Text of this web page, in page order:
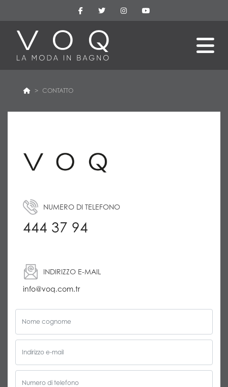
CONTATTO
NUMERO DI TELEFONO
444 37 94
INDIRIZZO E-MAIL
info@voq.com.tr